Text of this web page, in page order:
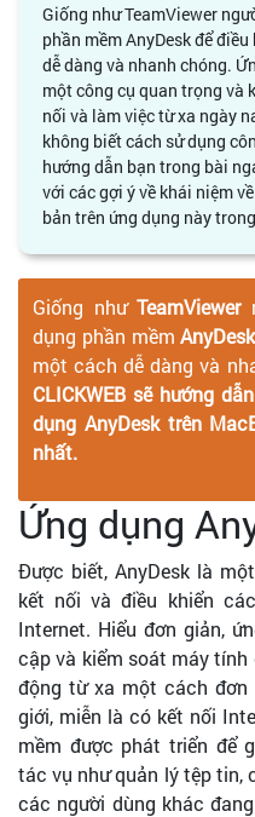
Giống như TeamViewer
phần mềm AnyDesk để
dễ dàng và nhanh chóng.
một công cụ quan trọng và
nối và làm việc từ xa ngày
không biết cách sử dụng
hướng dẫn bạn trong bài
với các gợi ý về khái niệm
bản trên ứng dụng này
Giống nhưTeamViewer
dụng phần mềmAnyDesk
một cách dễ dàng và
CLICKWEB sẽ hướng
dụng AnyDesk trên
nhất.
Ứng dụng
Được biết, AnyDesk là
kết nối và điều khiển
Internet. Hiểu đơn giản,
cập và kiểm soát máy
động từ xa một cách
giới, miễn là có kết nối
mềm được phát triển để
tác vụ như quản lý tệp tin,
các người dùng khác